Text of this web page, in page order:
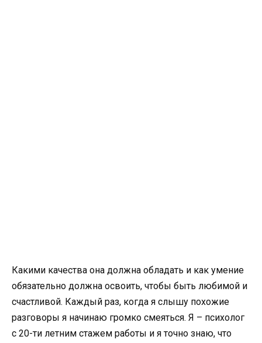
Какими качества она должна обладать и как умение
обязательно должна освоить, чтобы быть любимой и
счастливой. Каждый раз, когда я слышу похожие
разговоры я начинаю громко смеяться. Я – психолог
с 20-ти летним стажем работы и я точно знаю, что